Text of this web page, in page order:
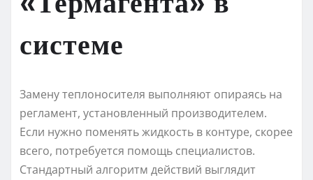
системе
Замену теплоносителя выполняют опираясь на
регламент, установленный производителем.
Если нужно поменять жидкость в контуре, скорее
всего, потребуется помощь специалистов.
Стандартный алгоритм действий выглядит